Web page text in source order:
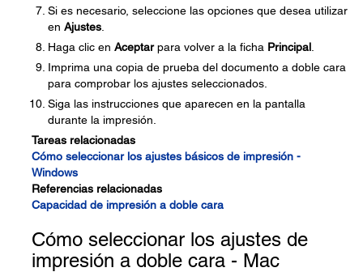
Si es necesario, seleccione las opciones que desea utilizar
en Ajustes
Haga clic en Aceptarpara volver a la ficha Principal
Imprima una copia de prueba del documento a doble cara
para comprobar los ajustes seleccionados.
Siga las instrucciones que aparecen en la pantalla
durante la impresión.
Tareas relacionadas
Cómo seleccionar los ajustes básicos de impresión -
Windows
Referencias relacionadas
Capacidad de impresión a doble cara
Cómo seleccionar los ajustes de
impresión a doble cara - Mac